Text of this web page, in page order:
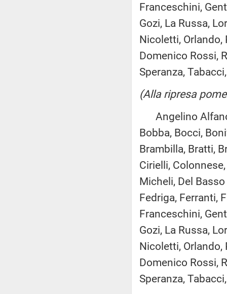
Franceschini,
Gozi, La Russa,
Nicoletti, Orlando,
Domenico Rossi,
Speranza,
(Alla ripresa
Angelino
Bobba, Bocci,
Brambilla, Bratti,
Cirielli,
Micheli, Del
Fedriga, Ferranti,
Franceschini,
Gozi, La Russa,
Nicoletti, Orlando,
Domenico Rossi,
Speranza,